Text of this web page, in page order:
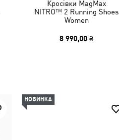
Кросівки MagMax
NITRO™ 2 Running Shoes
Women
8 990,00 ₴
НОВИНКА